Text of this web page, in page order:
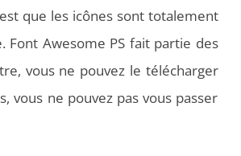
que les icônes sont totalement
Font Awesome PS fait partie des
vous ne pouvez le télécharger
vous ne pouvez pas vous passer